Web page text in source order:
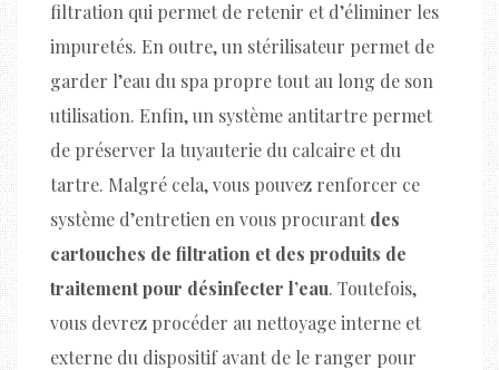
filtration qui permet de retenir et d’éliminer les
impuretés. En outre, un stérilisateur permet de
garder l’eau du spa propre tout au long de son
utilisation. Enfin, un système antitartre permet
de préserver la tuyauterie du calcaire et du
tartre. Malgré cela, vous pouvez renforcer ce
système d’entretien en vous procurant des
cartouches de filtration et des produits de
traitement pour désinfecter l’eau. Toutefois,
vous devrez procéder au nettoyage interne et
externe du dispositif avant de le ranger pour